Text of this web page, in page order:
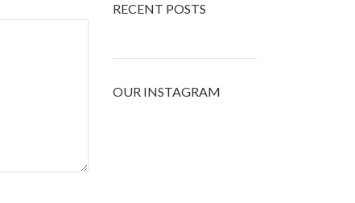
RECENT POSTS
OUR INSTAGRAM